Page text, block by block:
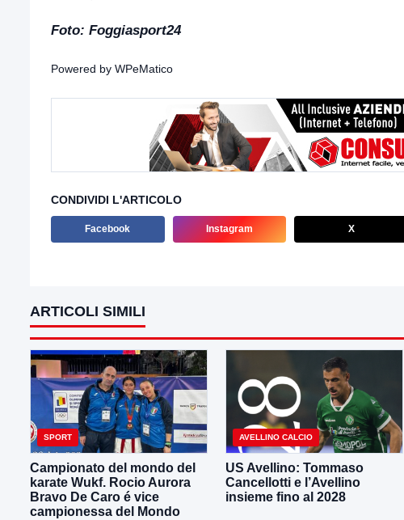
Foto: Foggiasport24
Powered by WPeMatico
CONDIVIDI L'ARTICOLO
Facebook Instagram X
ARTICOLI SIMILI
SPORT
Campionato del mondo del
karate Wukf. Rocio Aurora
Bravo De Caro é vice
campionessa del Mondo
AVELLINO CALCIO
US Avellino: Tommaso
Cancellotti e l’Avellino
insieme fino al 2028